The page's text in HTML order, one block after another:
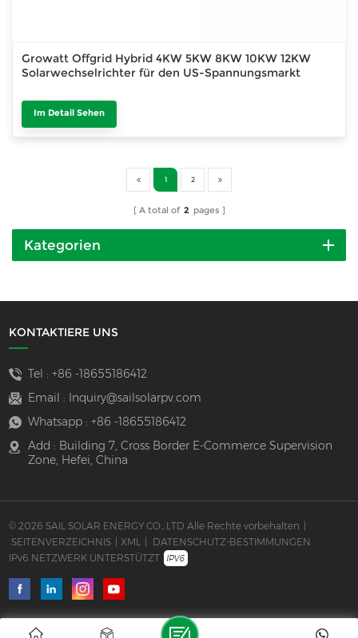
Growatt Offgrid Hybrid 4KW 5KW 8KW 10KW 12KW
Solarwechselrichter für den US-Spannungsmarkt
Im Detail Sehen
1 2
A total of 2 pages
Kategorien
KONTAKTIERE UNS
Tel : +86 -18655186412
Email :
Inquiry@sailsolarpv.com
Whatsapp : +86 -18655186412
Add : Building 7, Cross Border E-Commerce Supervision
Zone, Hefei, China
© 2026 SAIL SOLAR ENERGY CO., LTD Alle Rechte vorbehalten |
SEITENVERZEICHNIS | XML | DATENSCHUTZ-BESTIMMUNGEN
IPv6 NETZWERK UNTERSTÜTZT